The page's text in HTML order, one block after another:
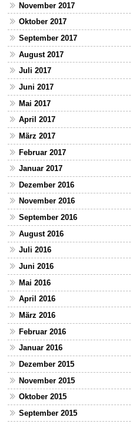
November 2017
Oktober 2017
September 2017
August 2017
Juli 2017
Juni 2017
Mai 2017
April 2017
März 2017
Februar 2017
Januar 2017
Dezember 2016
November 2016
September 2016
August 2016
Juli 2016
Juni 2016
Mai 2016
April 2016
März 2016
Februar 2016
Januar 2016
Dezember 2015
November 2015
Oktober 2015
September 2015